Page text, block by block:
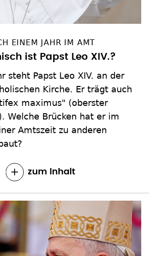
EINEM JAHR IM AMT
ist Papst Leo XIV.?
steht Papst Leo XIV. an der
Kirche. Er trägt auch
maximus" (oberster
Welche Brücken hat er im
Amtszeit zu anderen
zum Inhalt